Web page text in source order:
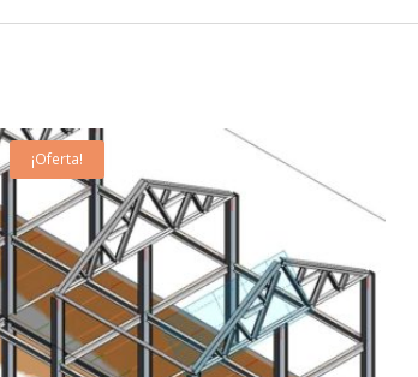
02
Jun
¡Oferta!